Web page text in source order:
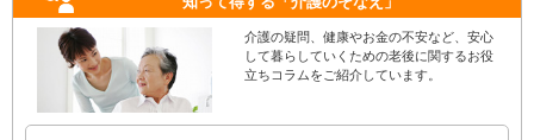
介護の疑問、健康やお金の不安など、安心
して暮らしていくための老後に関するお役
立ちコラムをご紹介しています。